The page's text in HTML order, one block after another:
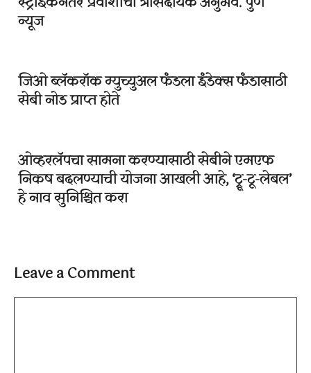
न्यूज
जिओ ब्लॅकरॉक म्युच्युअल फंडला इंडेक्स फंडासाठी
सेबी नोड प्राप्त होते
ओव्हरलॅपचा सामना करण्यासाठी सेबीने एमएफ
निकष बदलण्याची योजना आखली आहे, ‘ट्रू-टू-लेबल’
हे नाव सुनिश्चित करा
Leave a Comment
Comment